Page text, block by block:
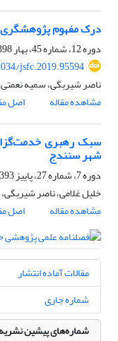
درک مفهوم پژوهشگری
دوره 12، شماره 45، بهار 1398، صفحه
jsfc.2019.95594
ناصر شیربگی، سمیه
مشاهده مقاله
اصل
سبک رهبری
شهر سنندج
دوره 7، شماره 27، پاییز 1393، صفحه
خلیل غلامی، ناصر
مشاهده مقاله
اصل
مقالات آماده انتشار
شماره جاری
شماره‌های پیشین نشریه